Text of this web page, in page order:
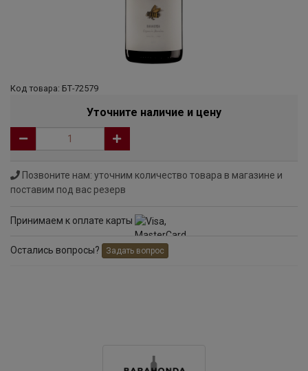
Код товара: БТ-72579
Уточните наличие и цену
Позвоните нам: уточним количество товара в магазине и
поставим под вас резерв
Принимаем к оплате карты
Остались вопросы? Задать вопрос